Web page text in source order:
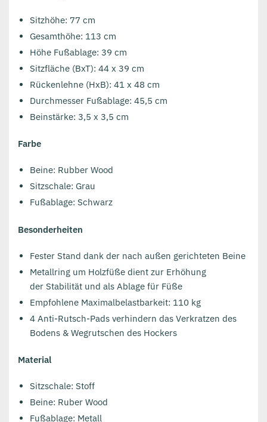
Sitzhöhe: 77 cm
Gesamthöhe: 113 cm
Höhe Fußablage: 39 cm
Sitzfläche (BxT): 44 x 39 cm
Rückenlehne (HxB): 41 x 48 cm
Durchmesser Fußablage: 45,5 cm
Beinstärke: 3,5 x 3,5 cm
Farbe
Beine: Rubber Wood
Sitzschale: Grau
Fußablage: Schwarz
Besonderheiten
Fester Stand dank der nach außen gerichteten Beine
Metallring um Holzfüße dient zur Erhöhung
der Stabilität und als Ablage für Füße
Empfohlene Maximalbelastbarkeit: 110 kg
4 Anti-Rutsch-Pads verhindern das Verkratzen des
Bodens & Wegrutschen des Hockers
Material
Sitzschale: Stoff
Beine: Ruber Wood
Fußablage: Metall